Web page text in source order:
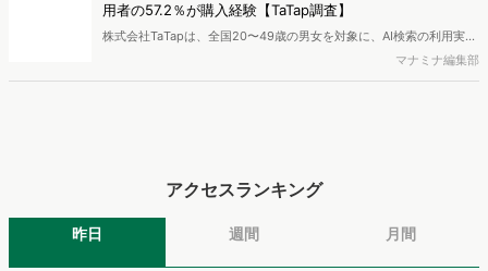
用者の57.2％が購入経験【TaTap調査】
株式会社TaTapは、全国20〜49歳の男女を対象に、AI検索の利用実態
と、AIで知った商品をどこで確かめているかを調査し、結果を公開し
ました。
マナミナ編集部
アクセスランキング
昨日 週間 月間